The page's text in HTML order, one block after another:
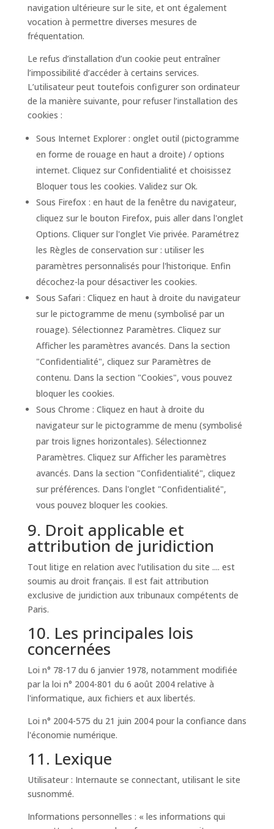
navigation ultérieure sur le site, et ont également
vocation à permettre diverses mesures de
fréquentation.
Le refus d’installation d’un cookie peut entraîner
l’impossibilité d’accéder à certains services.
L’utilisateur peut toutefois configurer son ordinateur
de la manière suivante, pour refuser l’installation des
cookies :
Sous Internet Explorer : onglet outil (pictogramme
en forme de rouage en haut a droite) / options
internet. Cliquez sur Confidentialité et choisissez
Bloquer tous les cookies. Validez sur Ok.
Sous Firefox : en haut de la fenêtre du navigateur,
cliquez sur le bouton Firefox, puis aller dans l'onglet
Options. Cliquer sur l'onglet Vie privée. Paramétrez
les Règles de conservation sur : utiliser les
paramètres personnalisés pour l'historique. Enfin
décochez-la pour désactiver les cookies.
Sous Safari : Cliquez en haut à droite du navigateur
sur le pictogramme de menu (symbolisé par un
rouage). Sélectionnez Paramètres. Cliquez sur
Afficher les paramètres avancés. Dans la section
"Confidentialité", cliquez sur Paramètres de
contenu. Dans la section "Cookies", vous pouvez
bloquer les cookies.
Sous Chrome : Cliquez en haut à droite du
navigateur sur le pictogramme de menu (symbolisé
par trois lignes horizontales). Sélectionnez
Paramètres. Cliquez sur Afficher les paramètres
avancés. Dans la section "Confidentialité", cliquez
sur préférences. Dans l'onglet "Confidentialité",
vous pouvez bloquer les cookies.
9. Droit applicable et
attribution de juridiction
Tout litige en relation avec l’utilisation du site .... est
soumis au droit français. Il est fait attribution
exclusive de juridiction aux tribunaux compétents de
Paris.
10. Les principales lois
concernées
Loi n° 78-17 du 6 janvier 1978, notamment modifiée
par la loi n° 2004-801 du 6 août 2004 relative à
l'informatique, aux fichiers et aux libertés.
Loi n° 2004-575 du 21 juin 2004 pour la confiance dans
l'économie numérique.
11. Lexique
Utilisateur : Internaute se connectant, utilisant le site
susnommé.
Informations personnelles : « les informations qui